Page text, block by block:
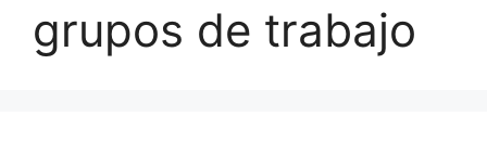
grupos de trabajo